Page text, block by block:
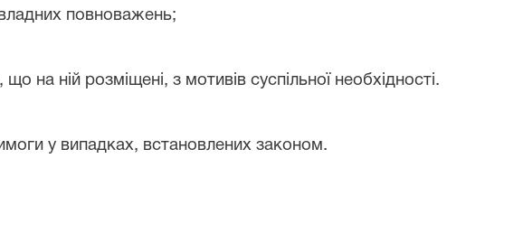
владних повноважень;
на ній розміщені, з мотивів суспільної необхідності.
у випадках, встановлених законом.